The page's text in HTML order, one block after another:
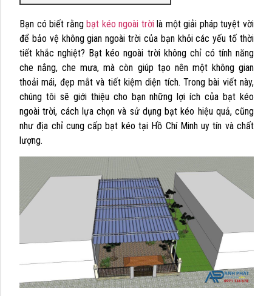
Bạn có biết rằngbạt kéo ngoài trời là một giải pháp tuyệt vời
để bảo vệ không gian ngoài trời của bạn khỏi các yếu tố thời
tiết khắc nghiệt? Bạt kéo ngoài trời không chỉ có tính năng
che nắng, che mưa, mà còn giúp tạo nên một không gian
thoải mái, đẹp mắt và tiết kiệm diện tích. Trong bài viết này,
chúng tôi sẽ giới thiệu cho bạn những lợi ích của bạt kéo
ngoài trời, cách lựa chọn và sử dụng bạt kéo hiệu quả, cũng
như địa chỉ cung cấp bạt kéo tại Hồ Chí Minh uy tín và chất
lượng.